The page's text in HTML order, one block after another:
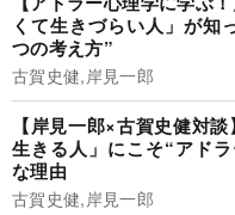
くて生きづらい人」が知
つの考え方”
古賀史健,岸見一郎
【岸見一郎×古賀史健対
生きる人」にこそ“アド
な理由
古賀史健,岸見一郎